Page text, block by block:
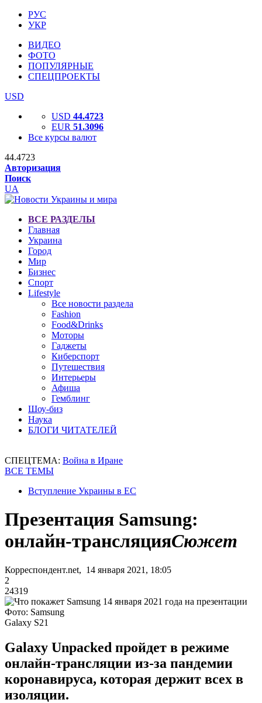
РУС
УКР
ВИДЕО
ФОТО
ПОПУЛЯРНЫЕ
СПЕЦПРОЕКТЫ
USD
USD 44.4723
EUR 51.3096
Все курсы валют
44.4723
Авторизация
Поиск
UA
ВСЕ РАЗДЕЛЫ
Главная
Украина
Город
Мир
Бизнес
Спорт
Lifestyle
Все новости раздела
Fashion
Food&Drinks
Моторы
Гаджеты
Киберспорт
Путешествия
Интерьеры
Афиша
Гемблинг
Шоу-биз
Наука
БЛОГИ ЧИТАТЕЛЕЙ
СПЕЦТЕМА: Война в Иране
ВСЕ ТЕМЫ
Вступление Украины в ЕС
Презентация Samsung:
онлайн-трансляцияСюжет
Корреспондент.net, 14 января 2021, 18:05
2
24319
Фото: Samsung
Galaxy S21
Galaxy Unpacked пройдет в режиме
онлайн-трансляции из-за пандемии
коронавируса, которая держит всех в
изоляции.